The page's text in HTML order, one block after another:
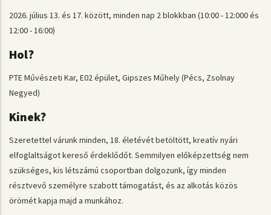
2026. július 13. és 17. között, minden nap 2 blokkban (10:00 - 12:000 és
12:00 - 16:00)
Hol?
PTE Művészeti Kar, E02 épület, Gipszes Műhely (Pécs, Zsolnay
Negyed)
Kinek?
Szeretettel várunk minden, 18. életévét betöltött, kreatív nyári
elfoglaltságot kereső érdeklődőt. Semmilyen előképzettség nem
szükséges, kis létszámú csoportban dolgozunk, így minden
résztvevő személyre szabott támogatást, és az alkotás közös
örömét kapja majd a munkához.